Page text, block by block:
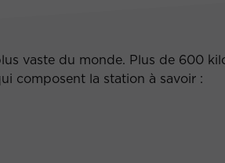
vaste du monde. Plus de 600
composent la station à savoir :